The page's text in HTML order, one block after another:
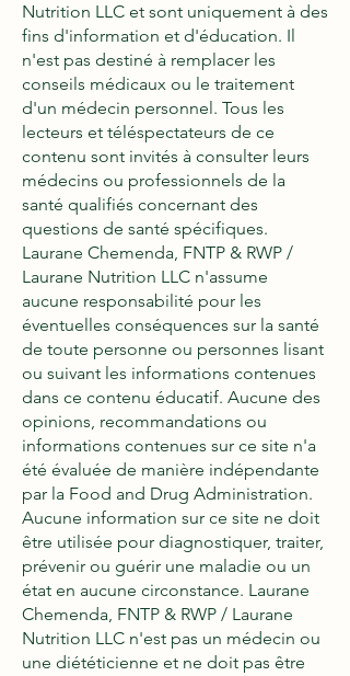
Nutrition LLC et sont uniquement à des
fins d'information et d'éducation. Il
n'est pas destiné à remplacer les
conseils médicaux ou le traitement
d'un médecin personnel. Tous les
lecteurs et téléspectateurs de ce
contenu sont invités à consulter leurs
médecins ou professionnels de la
santé qualifiés concernant des
questions de santé spécifiques.
Laurane Chemenda, FNTP & RWP /
Laurane Nutrition LLC n'assume
aucune responsabilité pour les
éventuelles conséquences sur la santé
de toute personne ou personnes lisant
ou suivant les informations contenues
dans ce contenu éducatif. Aucune des
opinions, recommandations ou
informations contenues sur ce site n'a
été évaluée de manière indépendante
par la Food and Drug Administration.
Aucune information sur ce site ne doit
être utilisée pour diagnostiquer, traiter,
prévenir ou guérir une maladie ou un
état en aucune circonstance. Laurane
Chemenda, FNTP & RWP / Laurane
Nutrition LLC n'est pas un médecin ou
une diététicienne et ne doit pas être